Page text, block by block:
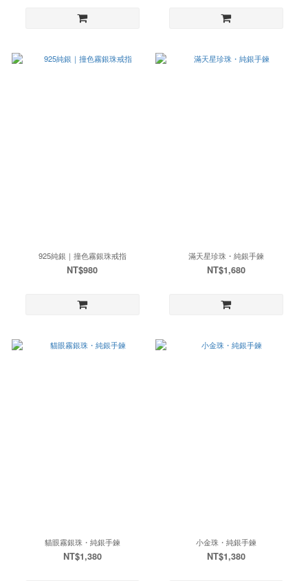
925純銀｜撞色霧銀珠戒指
NT$980
滿天星珍珠・純銀手鍊
NT$1,680
貓眼霧銀珠・純銀手鍊
NT$1,380
小金珠・純銀手鍊
NT$1,380